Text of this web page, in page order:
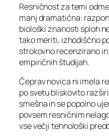
Resničnost za temi
manj dramatična:
biološki znanosti sploh
tako meriti, izhodiščno
strokovno recenzirano
empiričnih študijah.
Čeprav novica ni imela
po svetu bliskovito
smešna in se popolno
povsem resničnim
vse večji tehnološki